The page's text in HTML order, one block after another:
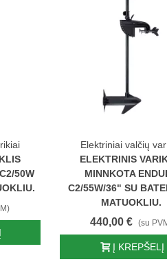
50W
Elektriniai valčių
ELEKTRINIS
MINNKOTA
C2/55W/36" SU
MATUOKLIU.
440,00 € (su
Į KREPŠELĮ